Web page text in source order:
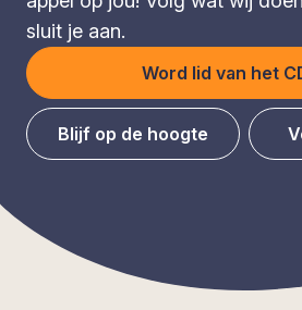
sluit je aan.
Word lid van het
Blijf op de hoogte